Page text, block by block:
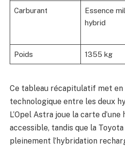
Carburant
Essence
hybrid
Poids 1355 kg
Ce tableau récapitulatif met en
technologique entre les deux
L’Opel Astra joue la carte
accessible, tandis que la
pleinement l’hybridation